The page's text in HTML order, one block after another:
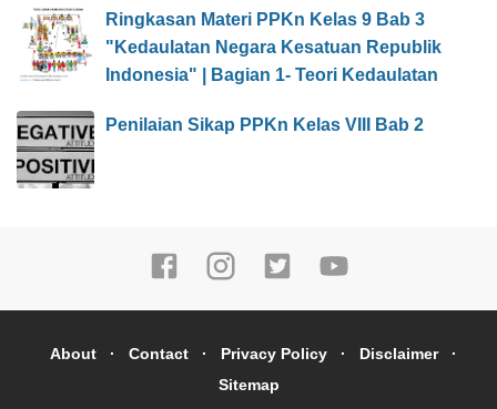
Ringkasan Materi PPKn Kelas 9 Bab 3
"Kedaulatan Negara Kesatuan Republik
Indonesia" | Bagian 1- Teori Kedaulatan
Penilaian Sikap PPKn Kelas VIII Bab 2
About Contact Privacy Policy
Disclaimer
Sitemap